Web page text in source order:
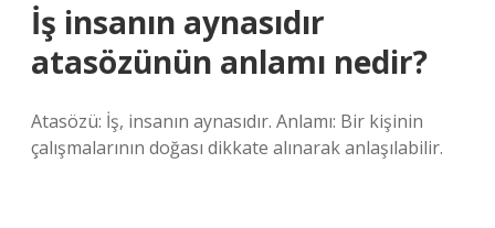
İş insanın aynasıdır
atasözünün anlamı nedir?
Atasözü: İş, insanın aynasıdır. Anlamı: Bir kişinin
çalışmalarının doğası dikkate alınarak anlaşılabilir.